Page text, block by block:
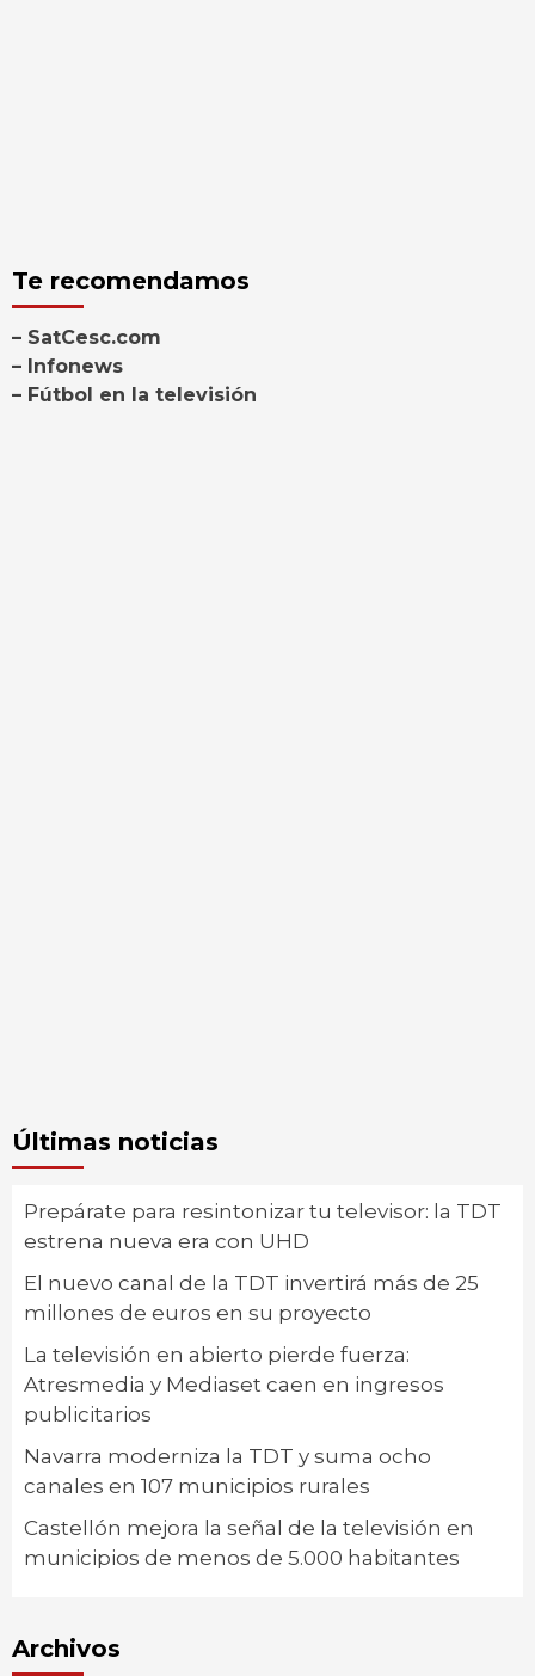
Te recomendamos
– SatCesc.com
– Infonews
– Fútbol en la televisión
Últimas noticias
Prepárate para resintonizar tu televisor: la TDT
estrena nueva era con UHD
El nuevo canal de la TDT invertirá más de 25
millones de euros en su proyecto
La televisión en abierto pierde fuerza:
Atresmedia y Mediaset caen en ingresos
publicitarios
Navarra moderniza la TDT y suma ocho
canales en 107 municipios rurales
Castellón mejora la señal de la televisión en
municipios de menos de 5.000 habitantes
Archivos